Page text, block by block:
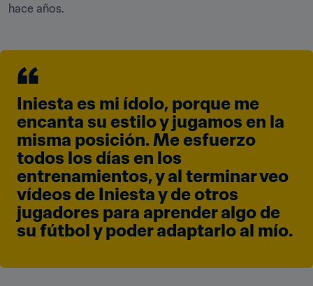
hace años.
Iniesta es mi ídolo, porque me
encanta su estilo y jugamos en la
misma posición. Me esfuerzo
todos los días en los
entrenamientos, y al terminar veo
vídeos de Iniesta y de otros
jugadores para aprender algo de
su fútbol y poder adaptarlo al mío.